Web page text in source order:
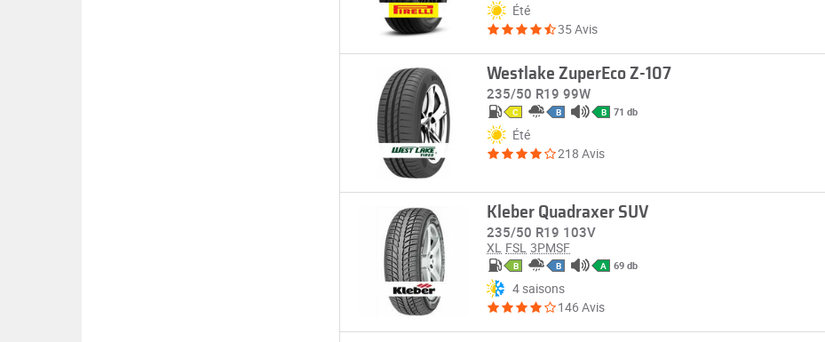
Été
35 Avis
Westlake ZuperEco Z-107
235/50 R19 99W
C B B 71 db
Été
218 Avis
Kleber Quadraxer SUV
235/50 R19 103V
XL FSL 3PMSF
B B A 69 db
4 saisons
146 Avis